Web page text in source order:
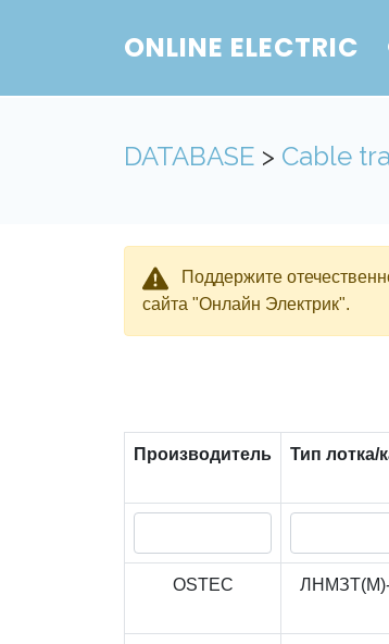
ONLINE ELECTRIC
DATABASE > Cable
Поддержите
сайта "Онлайн Электрик".
Производитель
Тип лотка/
OSTEC ЛНМЗТ(М)-